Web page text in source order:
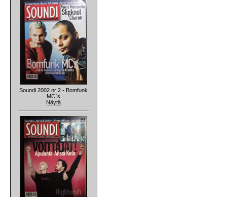
Soundi 2002 nr 2 - Bomfunk
MC`s
Näytä